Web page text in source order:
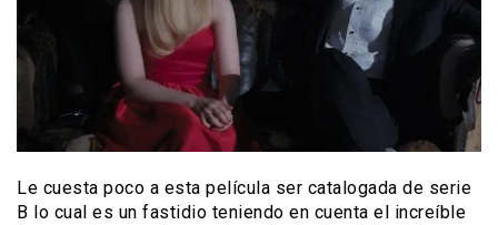
Le cuesta poco a esta película ser catalogada de serie
B lo cual es un fastidio teniendo en cuenta el increíble